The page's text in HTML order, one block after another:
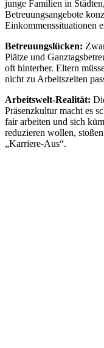
junge Familien in
Betreuungsangebote
Einkommenssituationen
Betreuungslücken:
Plätze und
oft hinterher. Eltern
nicht zu Arbeitszeiten
Arbeitswelt-Realität:
Präsenzkultur macht es
fair arbeiten und sich
reduzieren wollen,
„Karriere-Aus“.